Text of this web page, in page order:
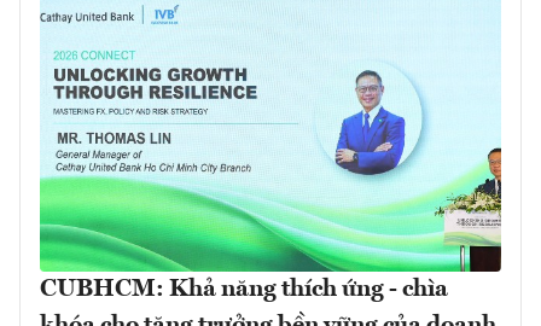
CUBHCM: Khả năng thích ứng - chìa